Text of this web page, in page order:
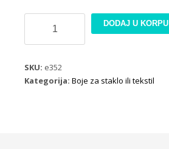
Enamel
Cadence
(E352)
DODAJ U KORPU
SKU: e352
Kategorija: Boje za staklo ili tekstil